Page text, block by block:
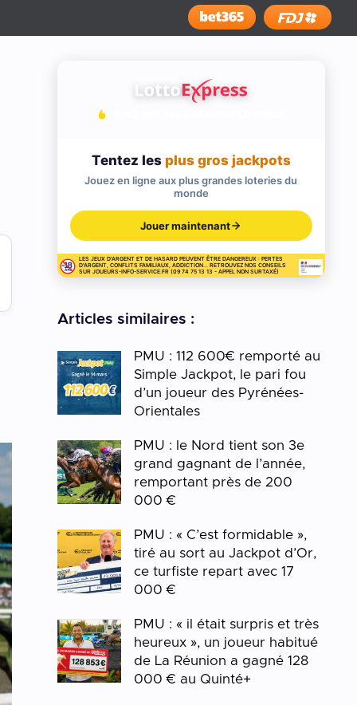
Installer
Tentez les plus gros jackpots
Jouez en ligne aux plus grandes loteries du
monde
Jouer maintenant
LES JEUX D'ARGENT ET DE HASARD PEUVENT ÊTRE DANGEREUX : PERTES
D'ARGENT, CONFLITS FAMILIAUX, ADDICTION... RETROUVEZ NOS CONSEILS
SUR JOUEURS-INFO-SERVICE.FR (09 74 75 13 13 - APPEL NON SURTAXÉ)
Articles similaires :
PMU : 112 600€ remporté au
Simple Jackpot, le pari fou
d’un joueur des Pyrénées-
Orientales
PMU : le Nord tient son 3e
grand gagnant de l’année,
remportant près de 200
000 €
PMU : « C’est formidable »,
tiré au sort au Jackpot d’Or,
ce turfiste repart avec 17
000 €
PMU : « il était surpris et très
heureux », un joueur habitué
de La Réunion a gagné 128
000 € au Quinté+